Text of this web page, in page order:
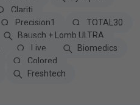
Clariti
Precision1
TOTAL30
Bausch + Lomb ULTRA
Live
Biomedics
Colored
Freshtech